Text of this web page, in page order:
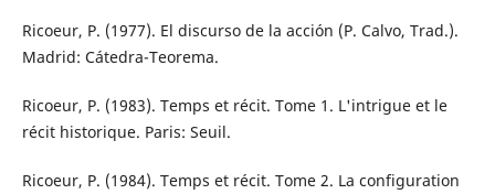
Ricoeur, P. (1977). El discurso de la acción (P. Calvo, Trad.).
Madrid: Cátedra-Teorema.
Ricoeur, P. (1983). Temps et récit. Tome 1. L'intrigue et le
récit historique. Paris: Seuil.
Ricoeur, P. (1984). Temps et récit. Tome 2. La configuration